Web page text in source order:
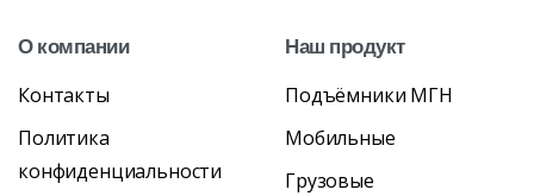
Окомпании
Контакты
Политика
конфиденциальности
Наш продукт
Подъёмники МГН
Мобильные
Грузовые